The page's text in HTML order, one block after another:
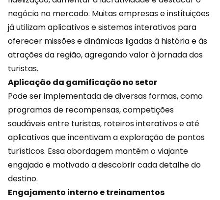
negócio no mercado. Muitas empresas e instituições
já utilizam aplicativos e sistemas interativos para
oferecer missões e dinâmicas ligadas à história e às
atrações da região, agregando valor à jornada dos
turistas.
Aplicação da gamificação no setor
Pode ser implementada de diversas formas, como
programas de recompensas, competições
saudáveis entre turistas, roteiros interativos e até
aplicativos que incentivam a exploração de pontos
turísticos. Essa abordagem mantém o viajante
engajado e motivado a descobrir cada detalhe do
destino.
Engajamento interno e treinamentos